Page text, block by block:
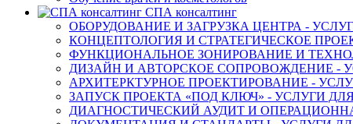
СПА консалтинг
ОБОРУДОВАНИЕ И ЗАГРУЗКА ЦЕНТРА -
КОНЦЕПТОЛОГИЯ И СТРАТЕГИЧЕСКОЕ
ФУНКЦИОНАЛЬНОЕ ЗОНИРОВАНИЕ И
ДИЗАЙН И АВТОРСКОЕ СОПРОВОЖДЕНИЕ -
АРХИТЕРКТУРНОЕ ПРОЕКТИРОВАНИЕ -
ЗАПУСК ПРОЕКТА «ПОД КЛЮЧ» - УСЛУГИ
ДИАГНОСТИЧЕСКИЙ АУДИТ И